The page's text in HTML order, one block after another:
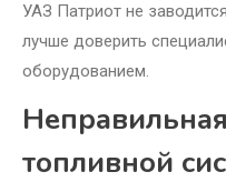
УАЗ Патриот не
лучше доверить
оборудованием.
топливной